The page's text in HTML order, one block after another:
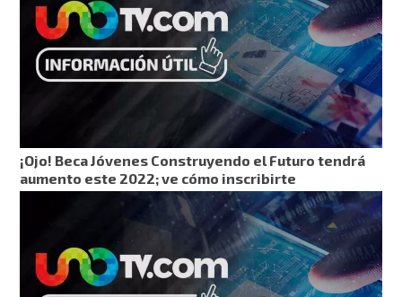
¡Ojo! Beca Jóvenes Construyendo el Futuro tendrá
aumento este 2022; ve cómo inscribirte